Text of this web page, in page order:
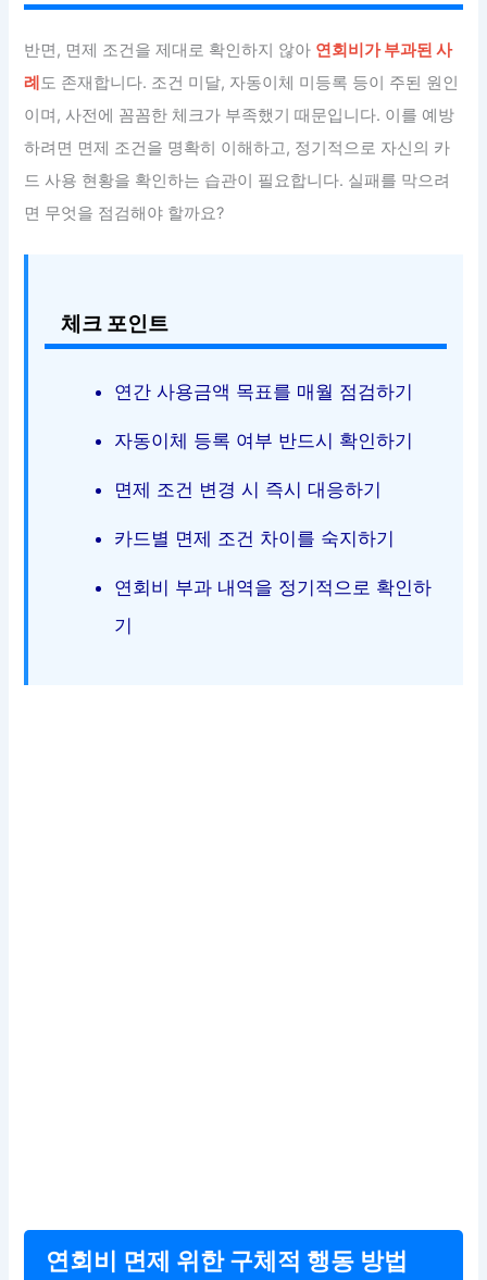
반면, 면제 조건을 제대로 확인하지 않아 연회비가 부과된 사
례도 존재합니다. 조건 미달, 자동이체 미등록 등이 주된 원인
이며, 사전에 꼼꼼한 체크가 부족했기 때문입니다. 이를 예방
하려면 면제 조건을 명확히 이해하고, 정기적으로 자신의 카
드 사용 현황을 확인하는 습관이 필요합니다. 실패를 막으려
면 무엇을 점검해야 할까요?
체크 포인트
연간 사용금액 목표를 매월 점검하기
자동이체 등록 여부 반드시 확인하기
면제 조건 변경 시 즉시 대응하기
카드별 면제 조건 차이를 숙지하기
연회비 부과 내역을 정기적으로 확인하
기
연회비 면제 위한 구체적 행동 방법